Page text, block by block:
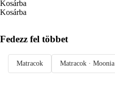
Kosárba
Kosárba
Fedezz fel többet
Matracok Matracok · Moonia